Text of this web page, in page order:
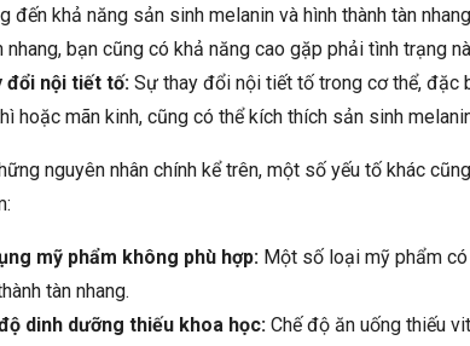
đến khả năng sản sinh melanin và hình thành tàn
nhang, bạn cũng có khả năng cao gặp phải tình trạng
đổi nội tiết tố: Sự thay đổi nội tiết tố trong cơ thể, đặc
hoặc mãn kinh, cũng có thể kích thích sản sinh
nguyên nhân chính kể trên, một số yếu tố khác
mỹ phẩm không phù hợp: Một số loại mỹ phẩm
tàn nhang.
dinh dưỡng thiếu khoa học: Chế độ ăn uống thiếu